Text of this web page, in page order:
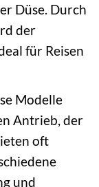
Düse. Durch
der
für Reisen
Modelle
Antrieb, der
oft
und